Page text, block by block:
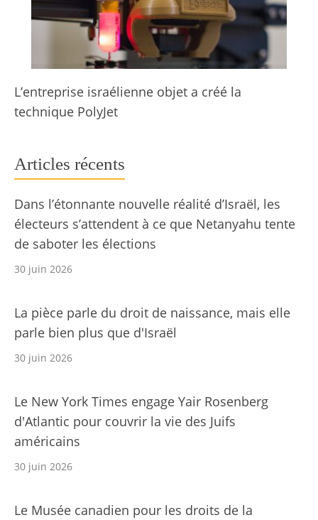
L’entreprise israélienne objet a créé la
technique PolyJet
Articles récents
Dans l’étonnante nouvelle réalité d’Israël, les
électeurs s’attendent à ce que Netanyahu tente
de saboter les élections
30 juin 2026
La pièce parle du droit de naissance, mais elle
parle bien plus que d'Israël
30 juin 2026
Le New York Times engage Yair Rosenberg
d'Atlantic pour couvrir la vie des Juifs
américains
30 juin 2026
Le Musée canadien pour les droits de la